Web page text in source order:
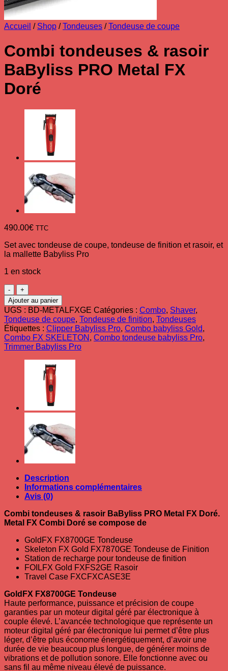
Accueil / Shop / Tondeuses / Tondeuse de coupe
Combi tondeuses & rasoir
BaByliss PRO Metal FX
Doré
490.00€ TTC
Set avec tondeuse de coupe, tondeuse de finition et rasoir, et
la mallette Babyliss Pro
1 en stock
quantité
de
Combi
tondeuses
&
rasoir
BaByliss
PRO
Metal
Ajouter au panier
UGS : BD-METALFXGE Catégories : Combo, Shaver,
Tondeuse de coupe, Tondeuse de finition, Tondeuses
Étiquettes : Clipper Babyliss Pro, Combo babyliss Gold,
Combo FX SKELETON , Combo tondeuse babyliss Pro,
Trimmer Babyliss Pro
Description
Informations complémentaires
Avis (0)
Combi tondeuses & rasoir BaByliss PRO Metal FX Doré.
Metal FX Combi Doré se compose de
GoldFX FX8700GE Tondeuse
Skeleton FX Gold FX7870GE Tondeuse de Finition
Station de recharge pour tondeuse de finition
FOILFX Gold FXFS2GE Rasoir
Travel Case FXCFXCASE3E
GoldFX FX8700GE Tondeuse
Haute performance, puissance et précision de coupe
garanties par un moteur digital géré par électronique à
couple élevé. L’avancée technologique que représente un
moteur digital géré par électronique lui permet d’être plus
léger, d’être plus économe énergétiquement, d’avoir une
durée de vie beaucoup plus longue, de générer moins de
vibrations et de pollution sonore. Elle fonctionne avec ou
sans fil au même niveau élevé de puissance.